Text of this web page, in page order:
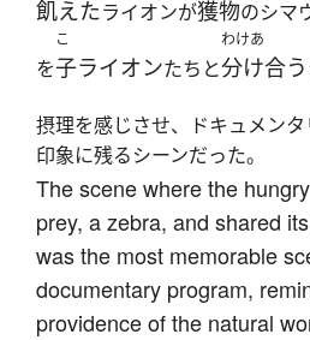
飢えたライオンが獲物のシマ
を
こ
子ライオンたちと
わけあ
分け合う
摂理を感じさせ、ドキュメン
印象に残るシーンだった。
The scene where the
prey, a zebra, and shared
was the most memorable
documentary program,
providence of the natural